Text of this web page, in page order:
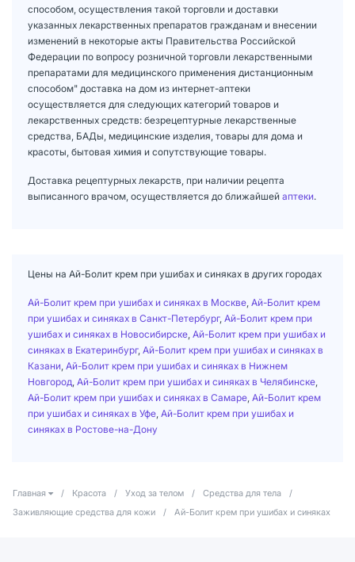
способом, осуществления такой торговли и доставки
указанных лекарственных препаратов гражданам и внесении
изменений в некоторые акты Правительства Российской
Федерации по вопросу розничной торговли лекарственными
препаратами для медицинского применения дистанционным
способом" доставка на дом из интернет-аптеки
осуществляется для следующих категорий товаров и
лекарственных средств: безрецептурные лекарственные
средства, БАДы, медицинские изделия, товары для дома и
красоты, бытовая химия и сопутствующие товары.
Доставка рецептурных лекарств, при наличии рецепта
выписанного врачом, осуществляется до ближайшей аптеки.
Цены на Ай-Болит крем при ушибах и синяках в других городах
Ай-Болит крем при ушибах и синяках в Москве Ай-Болит крем
при ушибах и синяках в Санкт-Петербург, Ай-Болит крем при
ушибах и синяках в Новосибирске Ай-Болит крем при ушибах и
синяках в Екатеринбург, Ай-Болит крем при ушибах и синяках в
Казани Ай-Болит крем при ушибах и синяках в Нижнем
Новгород Ай-Болит крем при ушибах и синяках в Челябинске
Ай-Болит крем при ушибах и синяках в Самаре Ай-Болит крем
при ушибах и синяках в Уфе Ай-Болит крем при ушибах и
синяках в Ростове-на-Дону
Главная / Красота / Уход за телом / Средства для тела
/
Заживляющие средства для кожи
/ Ай-Болит крем при ушибах и синяках